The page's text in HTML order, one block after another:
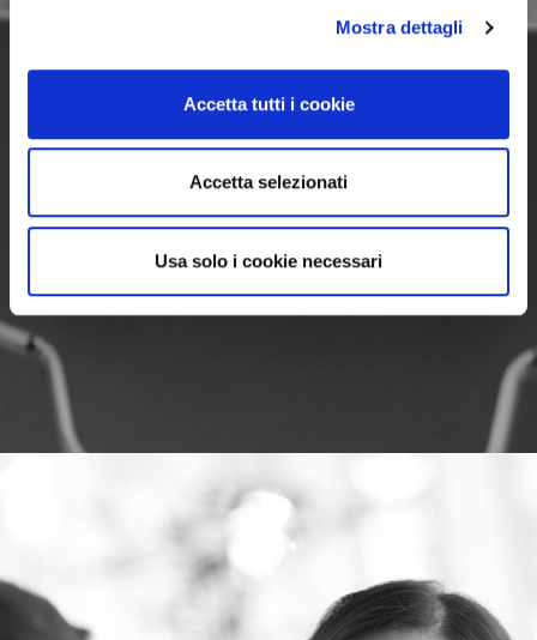
Mostra dettagli
Accetta tutti i cookie
Accetta selezionati
Usa solo i cookie necessari